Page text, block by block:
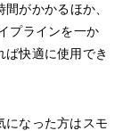
がかかるほか、
プラインを一か
ば快適に使用でき
になった方はスモ